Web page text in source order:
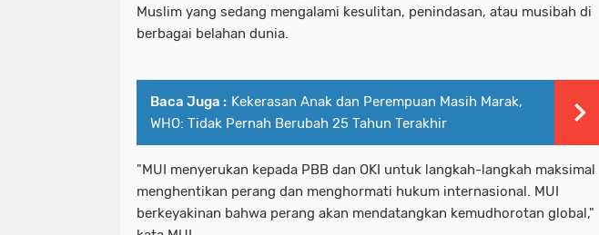
Muslim yang sedang mengalami kesulitan, penindasan, atau musibah di
berbagai belahan dunia.
Baca Juga : Kekerasan Anak dan Perempuan Masih Marak,
WHO: Tidak Pernah Berubah 25 Tahun Terakhir
"MUI menyerukan kepada PBB dan OKI untuk langkah-langkah maksimal
menghentikan perang dan menghormati hukum internasional. MUI
berkeyakinan bahwa perang akan mendatangkan kemudhorotan global,"